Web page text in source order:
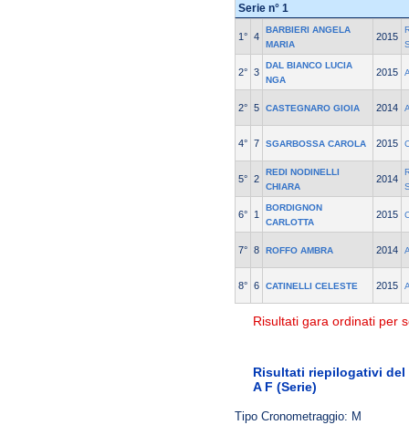
Serie n° 1
1° 4
BARBIERI ANGELA
MARIA
2015
2° 3
DAL BIANCO LUCIA
NGA
2015
2° 5 CASTEGNARO GIOIA 2014
4° 7 SGARBOSSA CAROLA 2015
5° 2
REDI NODINELLI
CHIARA
2014
6° 1
BORDIGNON
CARLOTTA
2015
7° 8 ROFFO AMBRA 2014
8° 6 CATINELLI CELESTE 2015
Risultati gara ordinati per
Risultati riepilogativi del
A F (Serie)
Tipo Cronometraggio: M